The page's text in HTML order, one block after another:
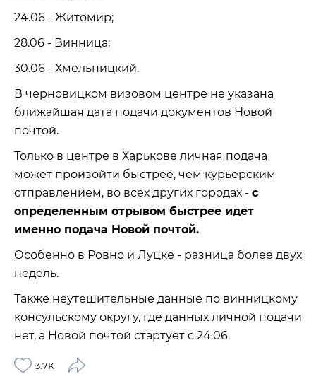
24.06 - Житомир;
28.06 - Винница;
30.06 - Хмельницкий.
В черновицком визовом центре не указана
ближайшая дата подачи документов Новой
почтой.
Только в центре в Харькове личная подача
может произойти быстрее, чем курьерским
отправлением, во всех других городах - с
определенным отрывом быстрее идет
именно подача Новой почтой.
Особенно в Ровно и Луцке - разница более двух
недель.
Также неутешительные данные по винницкому
консульскому округу, где данных личной подачи
нет, а Новой почтой стартует с 24.06.
3.7K